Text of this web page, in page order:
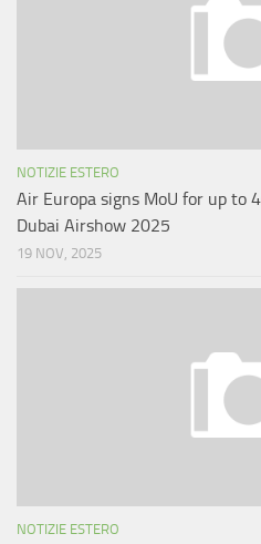
NOTIZIE ESTERO
Air Europa signs MoU for up to
Dubai Airshow 2025
19 NOV, 2025
NOTIZIE ESTERO